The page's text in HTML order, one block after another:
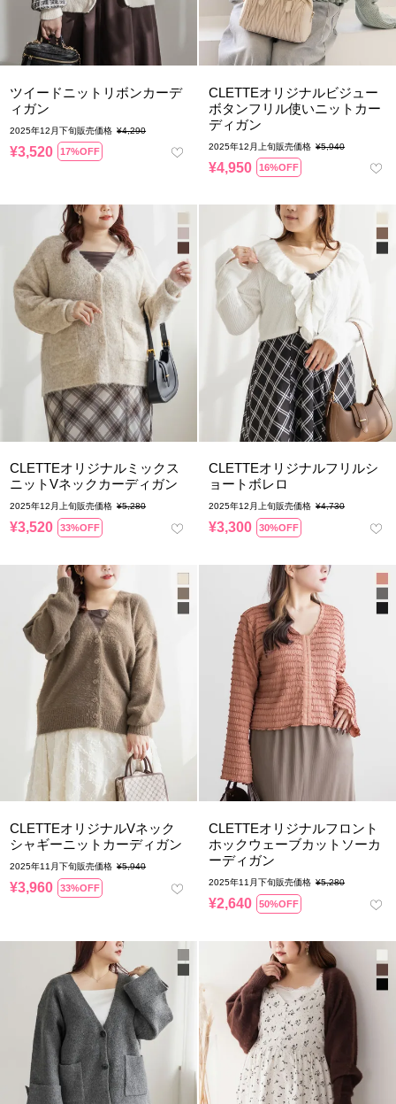
ツイードニットリボンカーデ
ィガン
2025年12月下旬販売価格 ¥4,290
¥3,520 17%OFF
CLETTEオリジナルビジュー
ボタンフリル使いニットカー
ディガン
2025年12月上旬販売価格 ¥5,940
¥4,950 16%OFF
CLETTEオリジナルミックス
ニットVネックカーディガン
2025年12月上旬販売価格 ¥5,280
¥3,520 33%OFF
CLETTEオリジナルフリルシ
ョートボレロ
2025年12月上旬販売価格 ¥4,730
¥3,300 30%OFF
CLETTEオリジナルVネック
シャギーニットカーディガン
2025年11月下旬販売価格 ¥5,940
¥3,960 33%OFF
CLETTEオリジナルフロント
ホックウェーブカットソーカ
ーディガン
2025年11月下旬販売価格 ¥5,280
¥2,640 50%OFF